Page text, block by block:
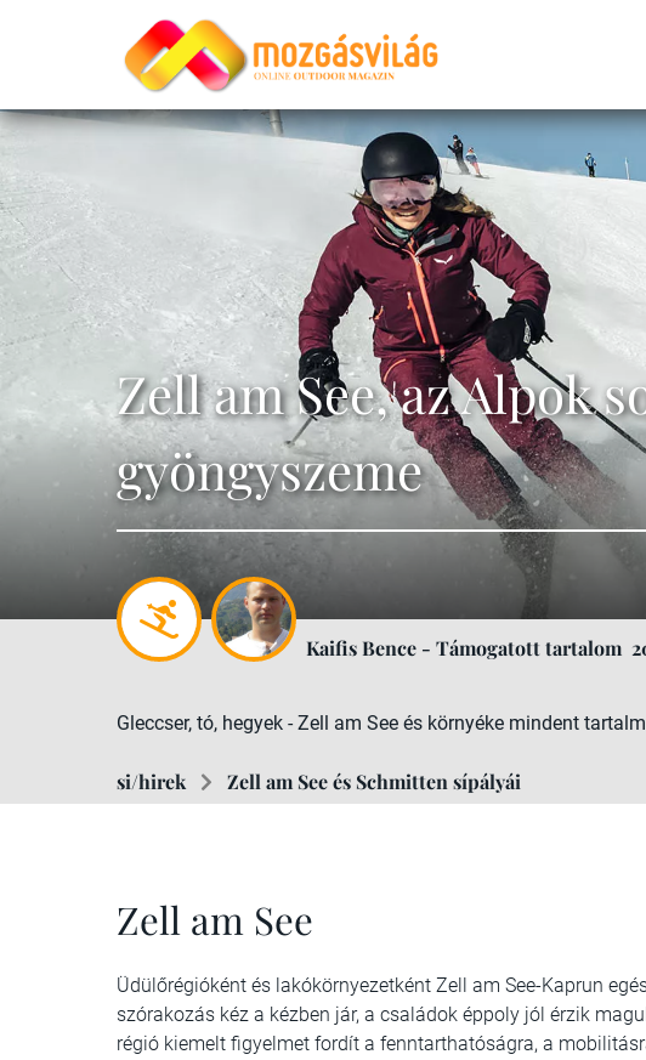
Zell am See, az Alpok
gyöngyszeme
Kaifis Bence - Támogatott tartalom
Gleccser, tó, hegyek - Zell am See és környéke mindent
si/hirek Zell am See és Schmitten sípályái
Zell am See
Üdülőrégióként és lakókörnyezetként Zell am See-Kaprun
szórakozás kéz a kézben jár, a családok éppoly jól érzik
régió kiemelt figyelmet fordít a fenntarthatóságra, a